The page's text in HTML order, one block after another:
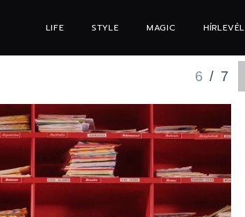
LIFE STYLE MAGIC HÍRLEVÉL
6 / 7